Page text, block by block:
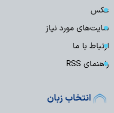
عکس
سایت‌های مورد نیاز
ارتباط با ما
راهنمای RSS
انتخاب زبان